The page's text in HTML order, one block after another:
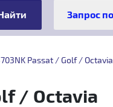
Passat / Golf / Octavia
/ Octavia